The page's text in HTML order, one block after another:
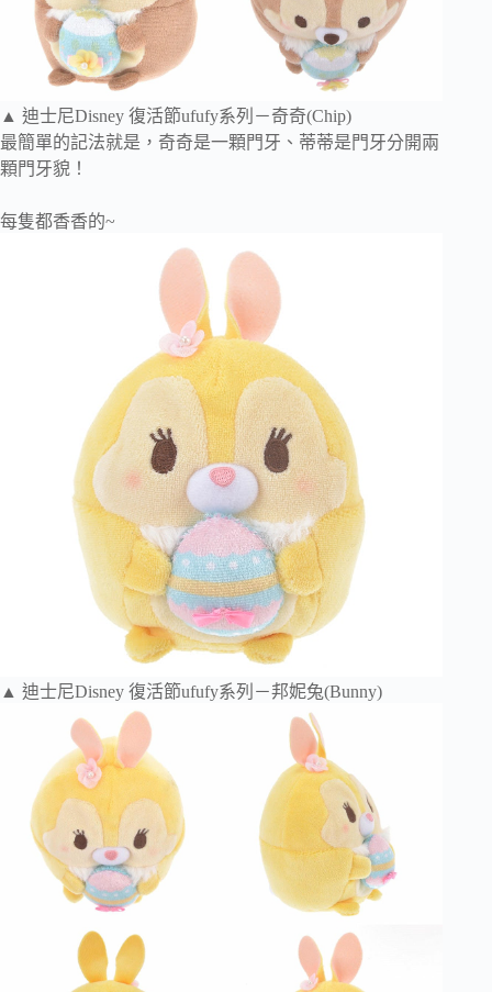
▲ 迪士尼Disney 復活節ufufy系列－奇奇(Chip)
最簡單的記法就是，奇奇是一顆門牙、蒂蒂是門牙分開兩
顆門牙貌！
每隻都香香的~
▲ 迪士尼Disney 復活節ufufy系列－邦妮兔(Bunny)